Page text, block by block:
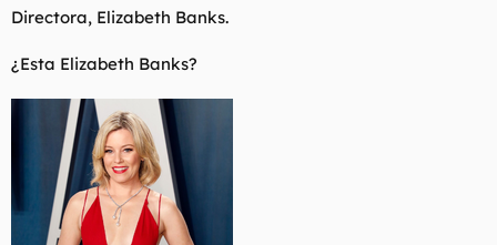
:
Directora, Elizabeth Banks.
¿Esta Elizabeth Banks?